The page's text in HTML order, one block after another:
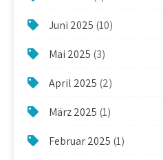
Juni 2025 (10)
Mai 2025 (3)
April 2025 (2)
März 2025 (1)
Februar 2025 (1)